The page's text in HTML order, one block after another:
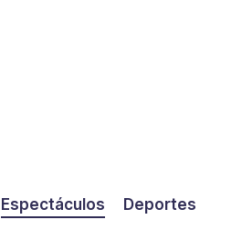
Espectáculos Deportes